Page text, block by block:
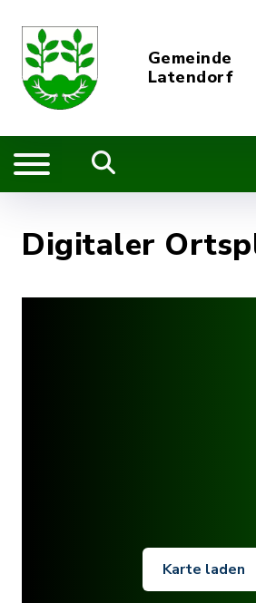
Gemeinde
Latendorf
Digitaler
Karte laden